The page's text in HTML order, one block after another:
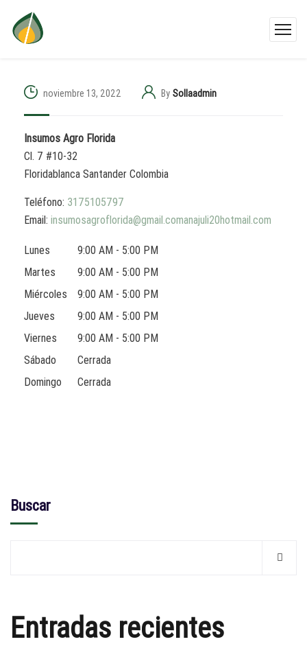
noviembre 13, 2022 By Sollaadmin
Insumos Agro Florida
Cl. 7 #10-32
Floridablanca Santander Colombia
Teléfono: 3175105797
Email: insumosagroflorida@gmail.comanajuli20hotmail.com
Lunes
9:00 AM - 5:00 PM
Martes
9:00 AM - 5:00 PM
Miércoles
9:00 AM - 5:00 PM
Jueves
9:00 AM - 5:00 PM
Viernes
9:00 AM - 5:00 PM
Sábado
Cerrada
Domingo
Cerrada
Buscar
Entradas recientes